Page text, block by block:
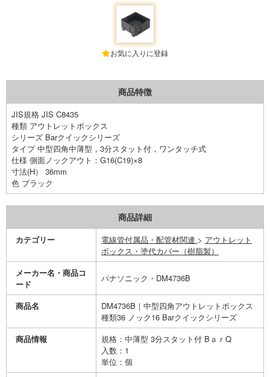
お気に入りに登録
商品特徴
JIS規格 JIS C8435
種類 アウトレットボックス
シリーズ Barクイックシリーズ
タイプ 中型四角中薄型，3分スタット付，ワンタッチ式
仕様 側面ノックアウト：G16(C19)×8
寸法(H） 36mm
色 ブラック
商品詳細
カテゴリー 電線管付属品・配管材関連 > アウトレット
ボックス・塗代カバー（樹脂製）
メーカー名・商品コ
ード
パナソニック・DM4736B
商品名
DM4736B｜中型四角アウトレットボックス
種類36 ノック16 Barクイックシリーズ
商品情報
規格：中薄型 3分スタット付 BａｒQ
入数：1
単位：個